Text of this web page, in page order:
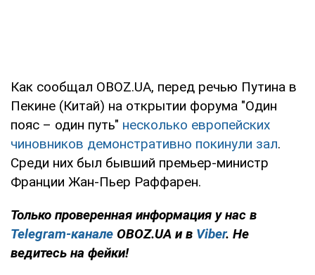
Как сообщал OBOZ.UA, перед речью Путина в
Пекине (Китай) на открытии форума "Один
пояс – один путь" несколько европейских
чиновников демонстративно покинули зал.
Среди них был бывший премьер-министр
Франции Жан-Пьер Раффарен.
Только проверенная информация у нас в
Telegram-канале OBOZ.UA и в Viber. Не
ведитесь на фейки!